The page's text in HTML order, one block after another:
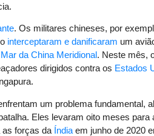
. Os militares chineses, por
interceptaram e danificaram um
Mar da China Meridional. Neste mês,
dirigidos contra os Estados
um problema fundamental,
Eles levaram oito meses para
as forças da Índia em junho de 2020